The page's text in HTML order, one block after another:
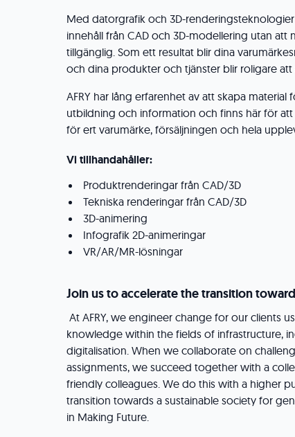
Med datorgrafik och 3D-
innehåll från CAD och 3D-modellering utan att
tillgänglig. Som ett resultat blir dina
och dina produkter och tjänster blir roligare att
AFRY har lång erfarenhet av att skapa material
utbildning och information och finns här för
för ert varumärke, försäljningen och hela
Vi tillhandahåller:
Produktrenderingar från CAD/3D
Tekniska renderingar från CAD/3D
3D-animering
Infografik 2D-animeringar
VR/AR/MR-lösningar
Join us to accelerate the transition
At AFRY, we engineer change for our clients
knowledge within the fields of infrastructure,
digitalisation. When we collaborate on
assignments, we succeed together with a
friendly colleagues. We do this with a higher
transition towards a sustainable society for
in Making Future.